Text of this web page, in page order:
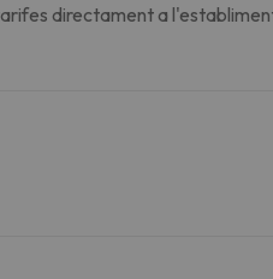
directament a